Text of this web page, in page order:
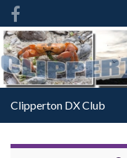
Clipperton DX Club